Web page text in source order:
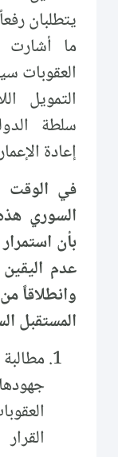
يتطلبان
ما أشارت
العقوبات
التمويل
سلطة
إعادة
في الوقت
السوري
بأن
عدم
وانطلاقاً
المستقبل